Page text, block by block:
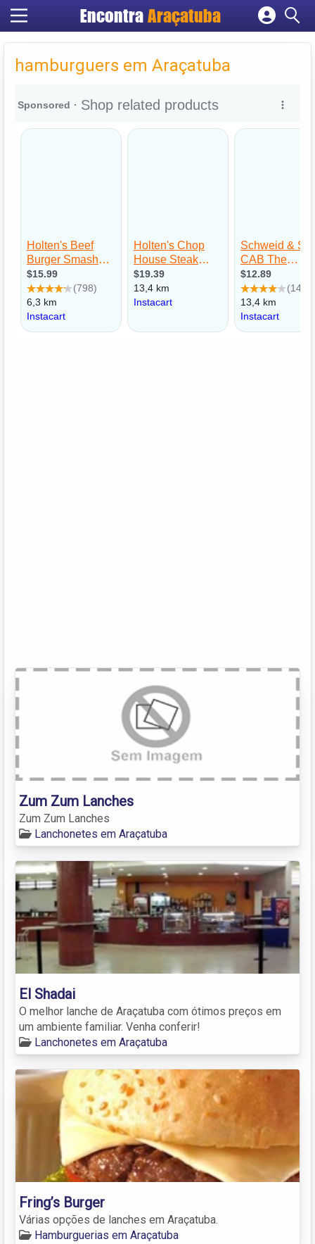
Encontra Araçatuba
Cadastrar empresa
Criar conta
hamburguers em Araçatuba
Zum Zum Lanches
Zum Zum Lanches
Lanchonetes em Araçatuba
El Shadai
O melhor lanche de Araçatuba com ótimos preços em
um ambiente familiar. Venha conferir!
Lanchonetes em Araçatuba
Fring’s Burger
Várias opções de lanches em Araçatuba.
Hamburguerias em Araçatuba